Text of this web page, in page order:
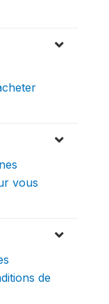
vous
de